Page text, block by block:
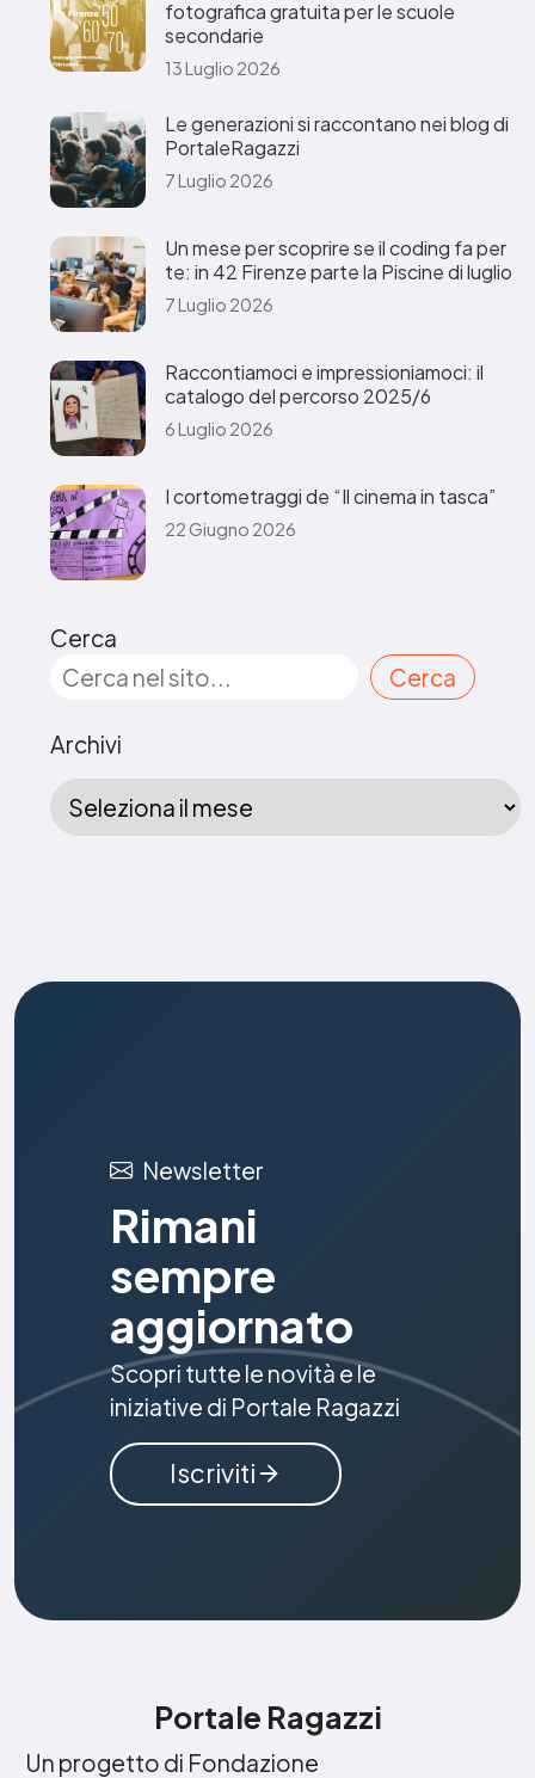
fotografica gratuita per le scuole
secondarie
13 Luglio 2026
Le generazioni si raccontano nei blog di
PortaleRagazzi
7 Luglio 2026
Un mese per scoprire se il coding fa per
te: in 42 Firenze parte la Piscine di luglio
7 Luglio 2026
Raccontiamoci e impressioniamoci: il
catalogo del percorso 2025/6
6 Luglio 2026
I cortometraggi de “Il cinema in tasca”
22 Giugno 2026
Cerca
Cerca
Archivi
Newsletter
Rimani
sempre
aggiornato
Scopri tutte le novità e le
iniziative di Portale Ragazzi
Iscriviti
Portale Ragazzi
Un progetto di Fondazione